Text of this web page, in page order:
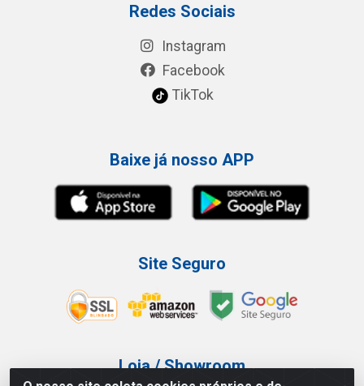
Redes Sociais
Instagram
Facebook
TikTok
Baixe já nosso APP
Site Seguro
Loja / Showroom